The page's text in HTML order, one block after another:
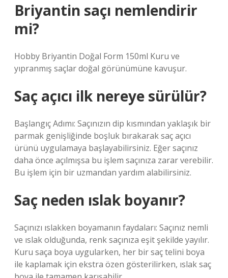
Briyantin saçı nemlendirir
mi?
Hobby Briyantin Doğal Form 150ml Kuru ve
yıpranmış saçlar doğal görünümüne kavuşur.
Saç açıcı ilk nereye sürülür?
Başlangıç ​​Adımı: Saçınızın dip kısmından yaklaşık bir
parmak genişliğinde boşluk bırakarak saç açıcı
ürünü uygulamaya başlayabilirsiniz. Eğer saçınız
daha önce açılmışsa bu işlem saçınıza zarar verebilir.
Bu işlem için bir uzmandan yardım alabilirsiniz.
Saç neden ıslak boyanır?
Saçınızı ıslakken boyamanın faydaları: Saçınız nemli
ve ıslak olduğunda, renk saçınıza eşit şekilde yayılır.
Kuru saça boya uygularken, her bir saç telini boya
ile kaplamak için ekstra özen gösterilirken, ıslak saç